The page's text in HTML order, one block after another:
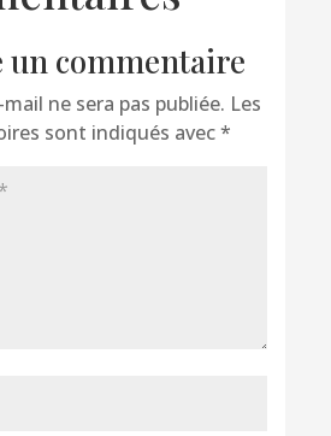
un commentaire
ne sera pas publiée. Les
sont indiqués avec*